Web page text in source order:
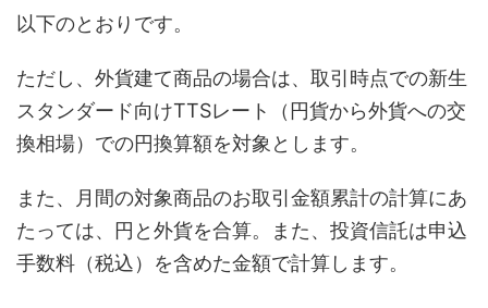
以下のとおりです。
ただし、外貨建て商品の場合は、取引時点での新生
スタンダード向けTTSレート（円貨から外貨への交
換相場）での円換算額を対象とします。
また、月間の対象商品のお取引金額累計の計算にあ
たっては、円と外貨を合算。また、投資信託は申込
手数料（税込）を含めた金額で計算します。